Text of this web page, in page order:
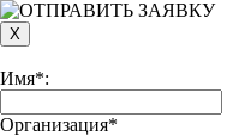
Имя*:
Организация*